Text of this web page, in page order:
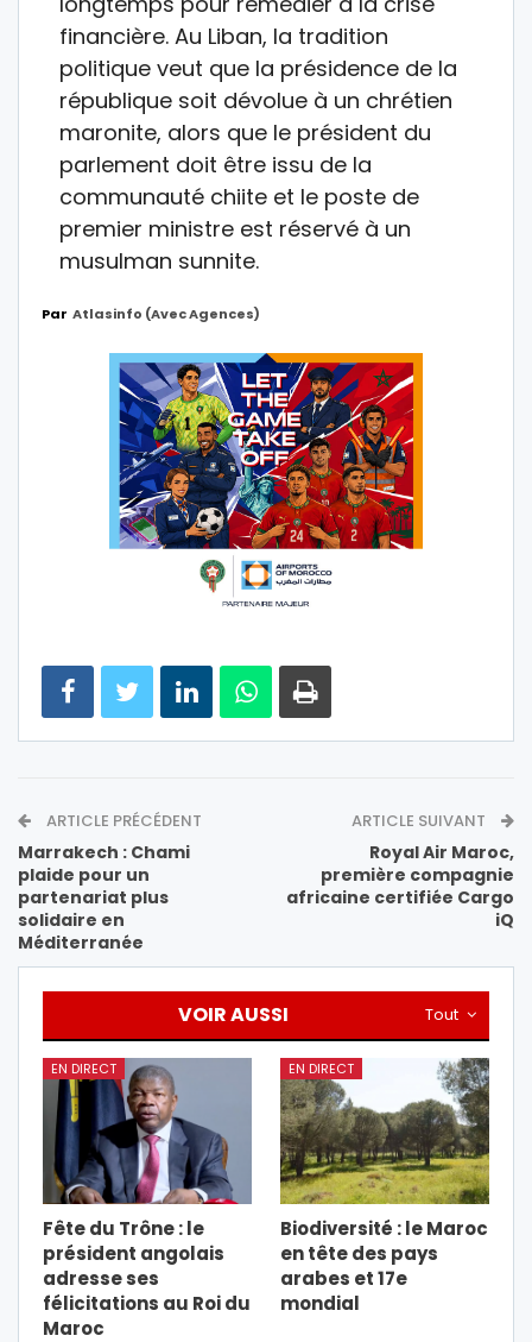
financière. Au Liban, la tradition
politique veut que la présidence de la
république soit dévolue à un chrétien
maronite, alors que le président du
parlement doit être issu de la
communauté chiite et le poste de
premier ministre est réservé à un
musulman sunnite.
Par Atlasinfo (avec Agences)
ARTICLE PRÉCÉDENT
Marrakech : Chami
plaide pour un
partenariat plus
solidaire en
Méditerranée
ARTICLE SUIVANT
Royal Air Maroc,
première compagnie
africaine certifiée Cargo
iQ
Tout
VOIR AUSSI
EN DIRECT
Fête du Trône : le
président angolais
adresse ses
félicitations au Roi du
Maroc
EN DIRECT
Biodiversité : le Maroc
en tête des pays
arabes et 17e
mondial